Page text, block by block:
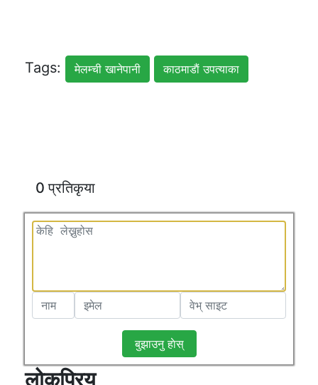
Tags: मेलम्ची खानेपानी काठमाडाैं उपत्याका
0 प्रतिकृया
बुझाउनु हाेस्
लोकप्रिय